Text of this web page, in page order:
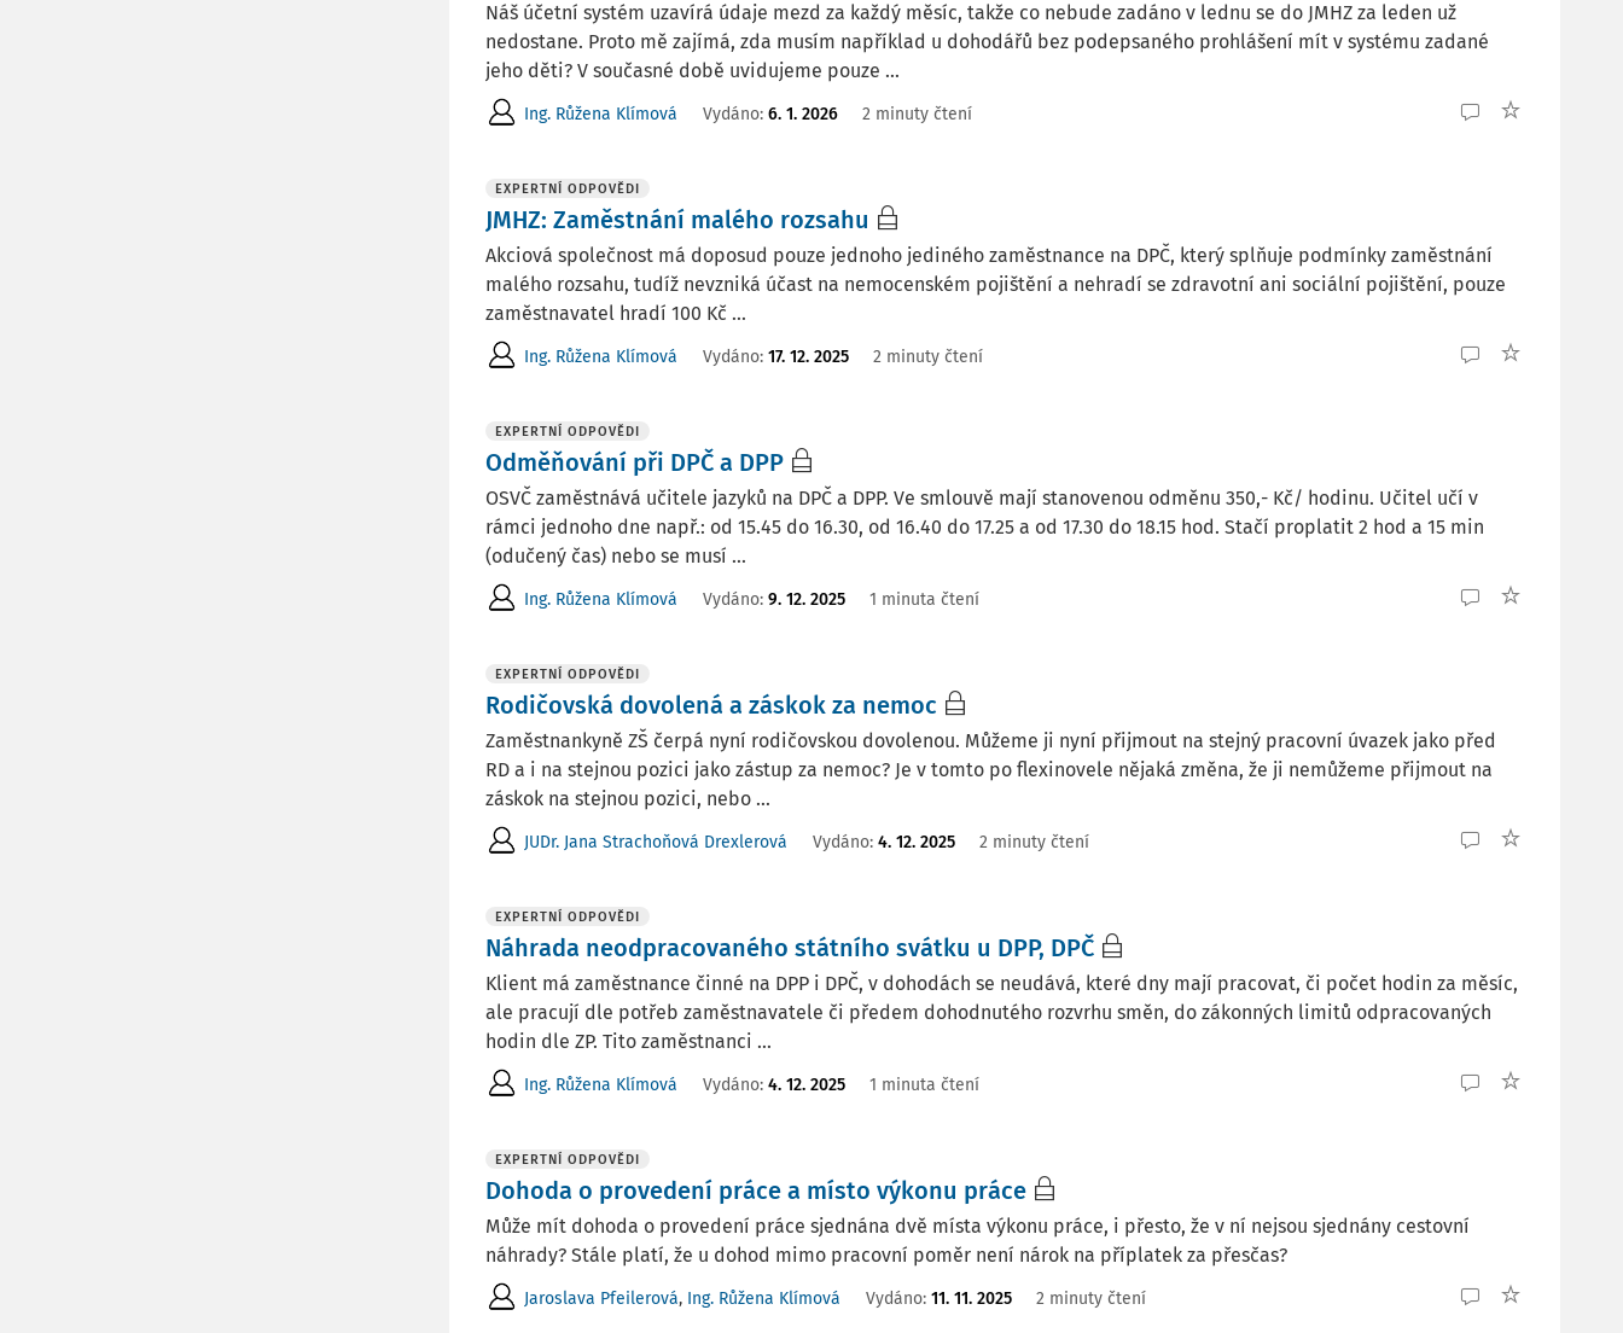
Náš účetní systém uzavírá údaje mezd za každý měsíc, takže co nebude zadáno v lednu se do JMHZ za leden už
nedostane. Proto mě zajímá, zda musím například u dohodářů bez podepsaného prohlášení mít v systému zadané
jeho děti? V současné době uvidujeme pouze ...
Ing. Růžena Klímová Vydáno: 6. 1. 2026 2 minuty čtení
EXPERTNÍ ODPOVĚDI
JMHZ: Zaměstnání malého rozsahu
Akciová společnost má doposud pouze jednoho jediného zaměstnance na DPČ, který splňuje podmínky zaměstnání
malého rozsahu, tudíž nevzniká účast na nemocenském pojištění a nehradí se zdravotní ani sociální pojištění, pouze
zaměstnavatel hradí 100 Kč ...
Ing. Růžena Klímová Vydáno: 17. 12. 2025 2 minuty čtení
EXPERTNÍ ODPOVĚDI
Odměňování při DPČ a DPP
OSVČ zaměstnává učitele jazyků na DPČ a DPP. Ve smlouvě mají stanovenou odměnu 350,- Kč/ hodinu. Učitel učí v
rámci jednoho dne např.: od 15.45 do 16.30, od 16.40 do 17.25 a od 17.30 do 18.15 hod. Stačí proplatit 2 hod a 15 min
(odučený čas) nebo se musí ...
Ing. Růžena Klímová Vydáno: 9. 12. 2025 1 minuta čtení
EXPERTNÍ ODPOVĚDI
Rodičovská dovolená a záskok za nemoc
Zaměstnankyně ZŠ čerpá nyní rodičovskou dovolenou. Můžeme ji nyní přijmout na stejný pracovní úvazek jako před
RD a i na stejnou pozici jako zástup za nemoc? Je v tomto po flexinovele nějaká změna, že ji nemůžeme přijmout na
záskok na stejnou pozici, nebo ...
JUDr. Jana Strachoňová Drexlerová Vydáno: 4. 12. 2025 2 minuty čtení
EXPERTNÍ ODPOVĚDI
Náhrada neodpracovaného státního svátku u DPP, DPČ
Klient má zaměstnance činné na DPP i DPČ, v dohodách se neudává, které dny mají pracovat, či počet hodin za měsíc,
ale pracují dle potřeb zaměstnavatele či předem dohodnutého rozvrhu směn, do zákonných limitů odpracovaných
hodin dle ZP. Tito zaměstnanci ...
Ing. Růžena Klímová Vydáno: 4. 12. 2025 1 minuta čtení
EXPERTNÍ ODPOVĚDI
Dohoda o provedení práce a místo výkonu práce
Může mít dohoda o provedení práce sjednána dvě místa výkonu práce, i přesto, že v ní nejsou sjednány cestovní
náhrady? Stále platí, že u dohod mimo pracovní poměr není nárok na příplatek za přesčas?
Jaroslava Pfeilerová, Ing. Růžena Klímová Vydáno: 11. 11. 2025 2 minuty čtení